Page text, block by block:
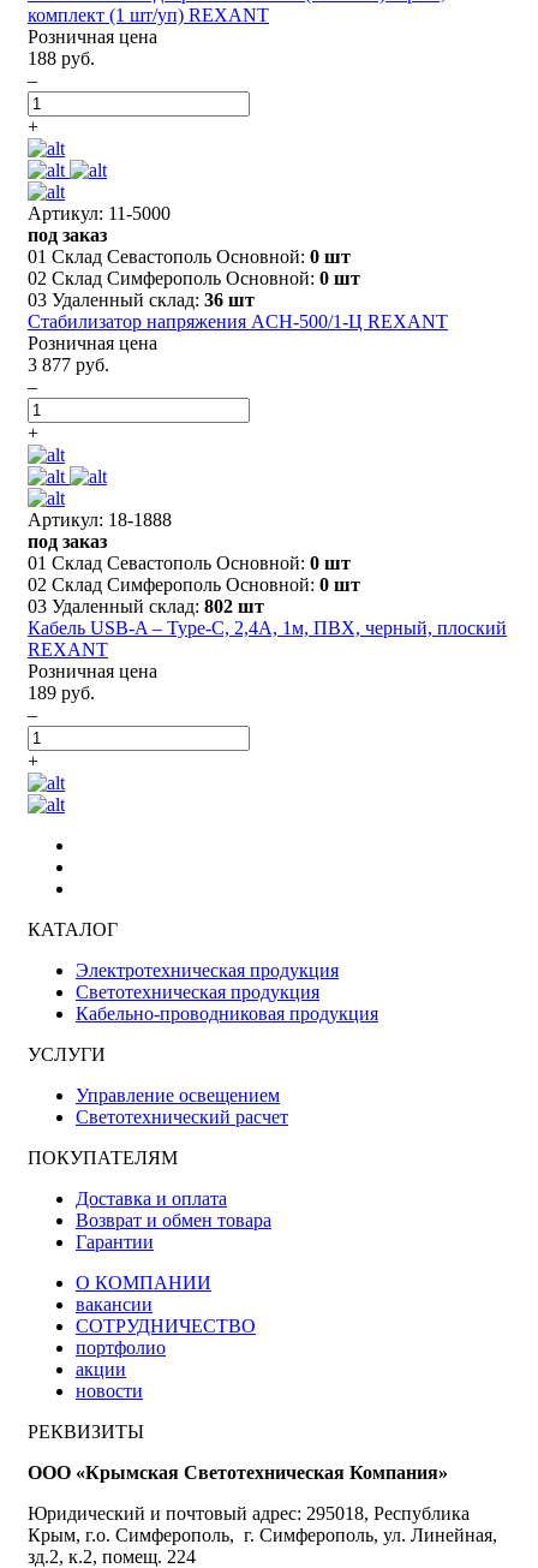
комплект (1 шт/уп) REXANT
Розничная цена
188 руб.
–
+
Артикул: 11-5000
под заказ
01 Склад Севастополь Основной: 0 шт
02 Склад Симферополь Основной: 0 шт
03 Удаленный склад: 36 шт
Стабилизатор напряжения AСН-500/1-Ц REXANT
Розничная цена
3 877 руб.
–
+
Артикул: 18-1888
под заказ
01 Склад Севастополь Основной: 0 шт
02 Склад Симферополь Основной: 0 шт
03 Удаленный склад: 802 шт
Кабель USB-A – Type-C, 2,4A, 1м, ПВХ, черный, плоский
REXANT
Розничная цена
189 руб.
–
+
КАТАЛОГ
Электротехническая продукция
Светотехническая продукция
Кабельно-проводниковая продукция
УСЛУГИ
Управление освещением
Светотехнический расчет
ПОКУПАТЕЛЯМ
Доставка и оплата
Возврат и обмен товара
Гарантии
О КОМПАНИИ
вакансии
СОТРУДНИЧЕСТВО
портфолио
акции
новости
РЕКВИЗИТЫ
ООО «Крымская Светотехническая Компания»
Юридический и почтовый адрес: 295018, Республика
Крым, г.о. Симферополь, г. Симферополь, ул. Линейная,
зд.2, к.2, помещ. 224